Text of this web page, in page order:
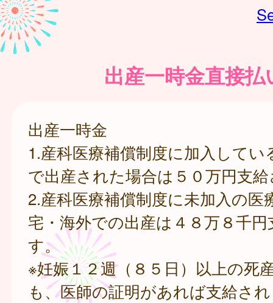
出産一時金直接払
出産一時金
1.産科医療補償制度に加入してい
で出産された場合は５０万円支
2.産科医療補償制度に未加入の医
宅・海外での出産は４８万８千
す。
※妊娠１２週（８５日）以上の死
も、医師の証明があれば支給さ